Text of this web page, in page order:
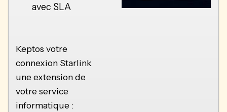
avec SLA
Keptos votre
connexion Starlink
une extension de
votre service
informatique :